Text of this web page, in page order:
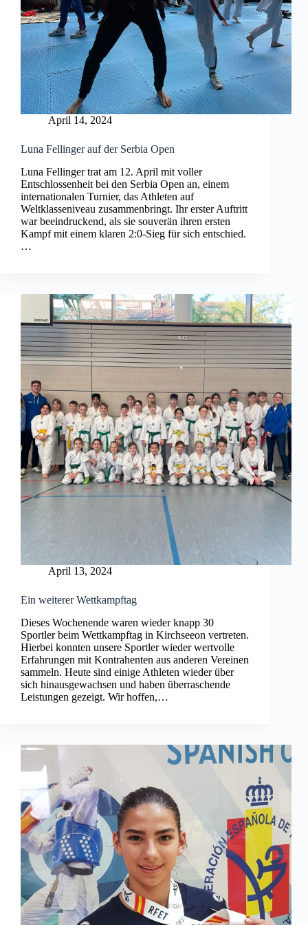
April 14, 2024
Luna Fellinger auf der Serbia Open
Luna Fellinger trat am 12. April mit voller
Entschlossenheit bei den Serbia Open an, einem
internationalen Turnier, das Athleten auf
Weltklasseniveau zusammenbringt. Ihr erster Auftritt
war beeindruckend, als sie souverän ihren ersten
Kampf mit einem klaren 2:0-Sieg für sich entschied.
…
April 13, 2024
Ein weiterer Wettkampftag
Dieses Wochenende waren wieder knapp 30
Sportler beim Wettkampftag in Kirchseeon vertreten.
Hierbei konnten unsere Sportler wieder wertvolle
Erfahrungen mit Kontrahenten aus anderen Vereinen
sammeln. Heute sind einige Athleten wieder über
sich hinausgewachsen und haben überraschende
Leistungen gezeigt. Wir hoffen,…